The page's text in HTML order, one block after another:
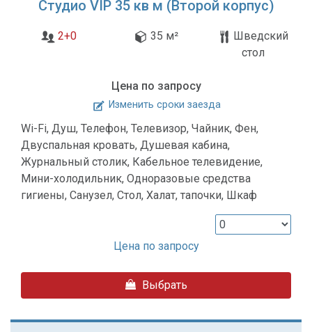
Студио VIP 35 кв м (Второй корпус)
2+0 35 м²
Шведский
стол
Цена по запросу
Изменить сроки заезда
Wi-Fi, Душ, Телефон, Телевизор, Чайник, Фен,
Двуспальная кровать, Душевая кабина,
Журнальный столик, Кабельное телевидение,
Мини-холодильник, Одноразовые средства
гигиены, Санузел, Стол, Халат, тапочки, Шкаф
Цена по запросу
Выбрать